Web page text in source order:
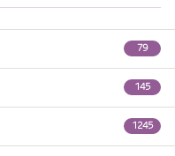
79
145
1245